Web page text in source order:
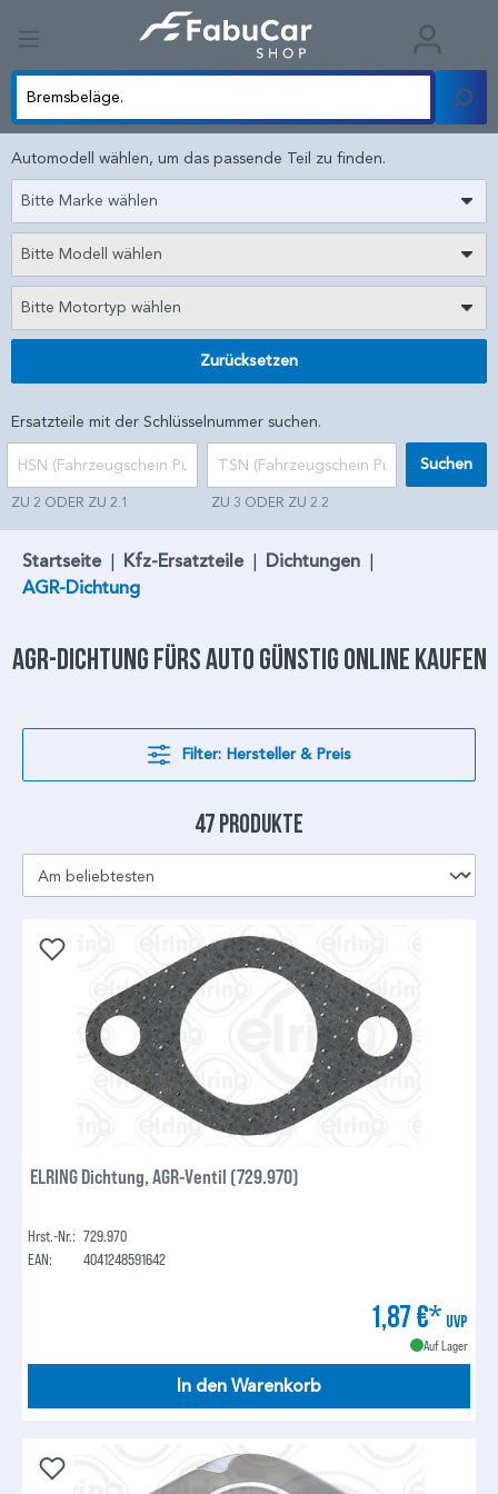
Automodell wählen, um das passende Teil zu finden.
Bitte Marke wählen
Bitte Modell wählen
Bitte Motortyp wählen
Zurücksetzen
Ersatzteile mit der Schlüsselnummer suchen.
ZU 2 ODER ZU 2.1 ZU 3 ODER ZU 2.2
Suchen
Startseite | Kfz-Ersatzteile | Dichtungen |
AGR-Dichtung
AGR-Dichtung fürs Auto günstig online kaufen
Filter: Hersteller & Preis
47 Produkte
ELRING Dichtung, AGR-Ventil (729.970)
Hrst.-Nr.: 729.970
EAN:
4041248591642
1,87 €* UVP
Auf Lager
In den Warenkorb